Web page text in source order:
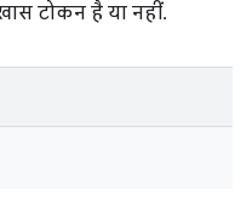
टोकन है या नहीं.